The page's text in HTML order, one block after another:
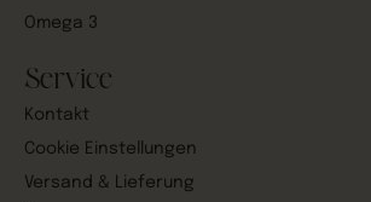
Omega 3
Service
Kontakt
Cookie Einstellungen
Versand & Lieferung